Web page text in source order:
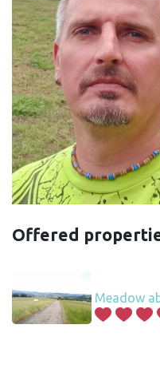
Offered
Meadow